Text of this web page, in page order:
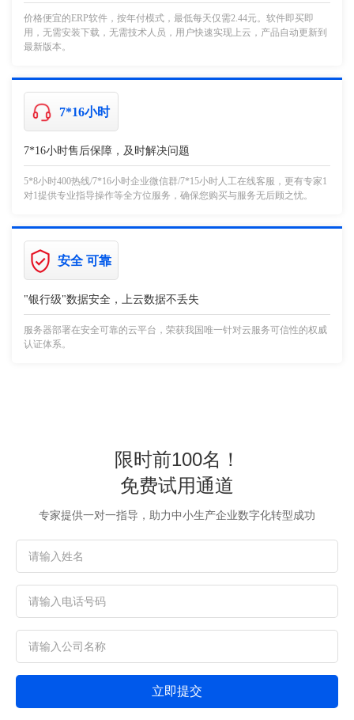
价格便宜的ERP软件，按年付模式，最低每天仅需2.44元。软件即买即
用，无需安装下载，无需技术人员，用户快速实现上云，产品自动更新到
最新版本。
7*16小时
7*16小时售后保障，及时解决问题
5*8小时400热线/7*16小时企业微信群/7*15小时人工在线客服，更有专家1
对1提供专业指导操作等全方位服务，确保您购买与服务无后顾之忧。
安全 可靠
"银行级"数据安全，上云数据不丢失
服务器部署在安全可靠的云平台，荣获我国唯一针对云服务可信性的权威
认证体系。
限时前100名！
免费试用通道
专家提供一对一指导，助力中小生产企业数字化转型成功
立即提交